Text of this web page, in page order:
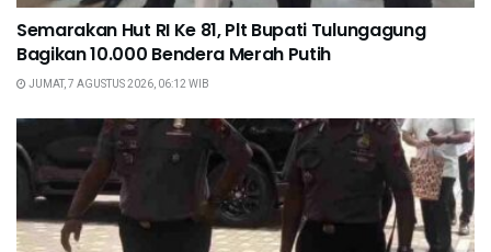
Semarakan Hut RI Ke 81, Plt Bupati Tulungagung
Bagikan 10.000 Bendera Merah Putih
JUMAT, 7 AGUSTUS 2026, 06:12 WIB